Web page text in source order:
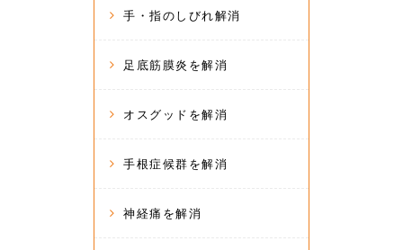
手・指のしびれ解消
足底筋膜炎を解消
オスグッドを解消
手根症候群を解消
神経痛を解消